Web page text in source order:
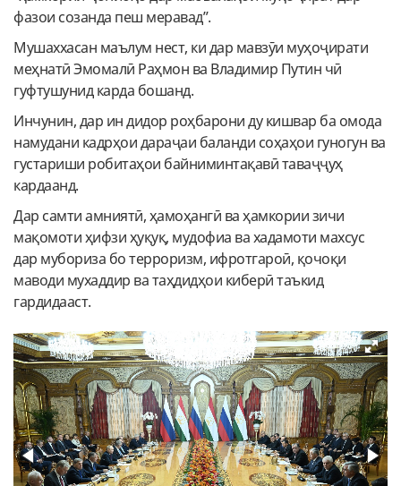
фазои созанда пеш меравад”.
Мушаххасан маълум нест, ки дар мавзӯи муҳоҷирати
меҳнатӣ Эмомалӣ Раҳмон ва Владимир Путин чӣ
гуфтушунид карда бошанд.
Инчунин, дар ин дидор роҳбарони ду кишвар ба омода
намудани кадрҳои дараҷаи баланди соҳаҳои гуногун ва
густариши робитаҳои байниминтақавӣ таваҷҷуҳ
кардаанд.
Дар самти амниятӣ, ҳамоҳангӣ ва ҳамкории зичи
мақомоти ҳифзи ҳуқуқ, мудофиа ва хадамоти махсус
дар мубориза бо терроризм, ифротгароӣ, қочоқи
маводи мухаддир ва таҳдидҳои киберӣ таъкид
гардидааст.